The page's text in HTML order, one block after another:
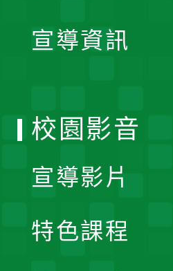
宣導資訊
校園影音
宣導影片
特色課程